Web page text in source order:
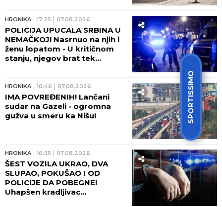
SPORTISSIMO
HRONIKA 17:25 07.08.2026
POLICIJA UPUCALA SRBINA U
NEMAČKOJ! Nasrnuo na njih i
ženu lopatom - U kritičnom
stanju, njegov brat tek
HRONIKA 16:46 07.08.2026
IMA POVREĐENIH! Lančani
sudar na Gazeli - ogromna
gužva u smeru ka Nišu!
HRONIKA 16:35 07.08.2026
ŠEST VOZILA UKRAO, DVA
SLUPAO, POKUŠAO I OD
POLICIJE DA POBEGNE!
Uhapšen kradljivac